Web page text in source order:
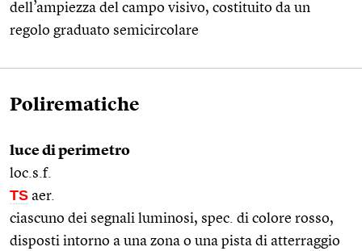
dell’ampiezza del campo visivo, costituito da un
regolo graduato semicircolare
Polirematiche
luce di perimetro
loc.s.f.
TS aer.
ciascuno dei segnali luminosi, spec. di colore rosso,
disposti intorno a una zona o una pista di atterraggio